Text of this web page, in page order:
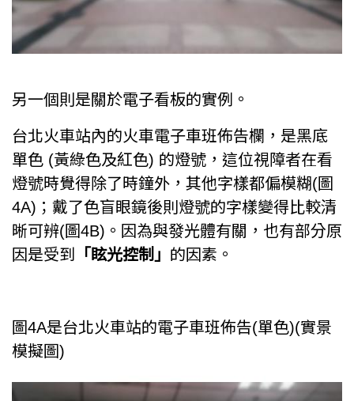
另一個則是關於電子看板的實例。
台北火車站內的火車電子車班佈告欄，是黑底
單色 (黃綠色及紅色) 的燈號，這位視障者在看
燈號時覺得除了時鐘外，其他字樣都偏模糊(圖
4A)；戴了色盲眼鏡後則燈號的字樣變得比較清
晰可辨(圖4B)。因為與發光體有關，也有部分原
因是受到
「眩光控制」 的因素。
圖4A是台北火車站的電子車班佈告(單色)(實景
模擬圖)